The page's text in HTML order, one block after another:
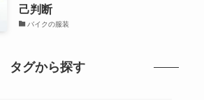
己判断
バイクの服装
タグから探す